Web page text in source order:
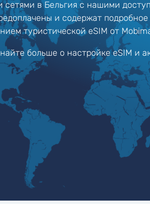
в Бельгия с нашими
и содержат
туристической eSIM от
больше о настройке eSIM и